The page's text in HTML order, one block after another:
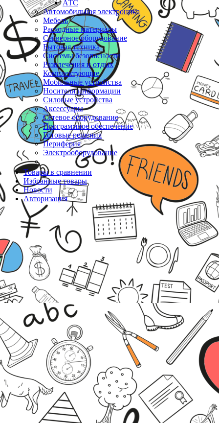
АТС
Автомобильная электроника
Мебель
Расходные материалы
Серверное оборудование
Бытовая техника
Системы безопасности
Развлечения и отдых
Комплектующие
Мобильные устройства
Носители информации
Силовые устройства
Аксессуары
Сетевое оборудование
Программное обеспечение
Готовые решения
Периферия
Электрооборудование
Товары в сравнении
Избранные товары
Новости
Авторизация